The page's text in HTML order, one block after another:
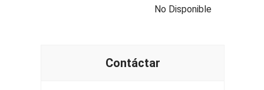
No Disponible
Contáctar